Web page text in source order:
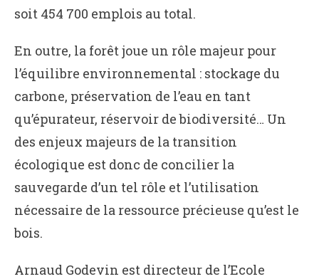
soit 454 700 emplois au total.
En outre, la forêt joue un rôle majeur pour
l’équilibre environnemental : stockage du
carbone, préservation de l’eau en tant
qu’épurateur, réservoir de biodiversité… Un
des enjeux majeurs de la transition
écologique est donc de concilier la
sauvegarde d’un tel rôle et l’utilisation
nécessaire de la ressource précieuse qu’est le
bois.
Arnaud Godevin est directeur de l’Ecole